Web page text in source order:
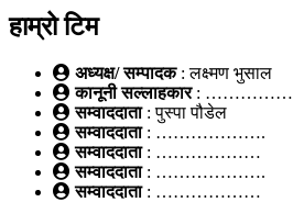
हाम्रो टिम
अध्यक्ष/ सम्पादक: लक्ष्मण भुसाल
कानूनी सल्लाहकार : ……………
सम्वाददाता: पुस्पा पौडेल
सम्वाददाता : ……………….
सम्वाददाता: ………………
सम्वाददाता: ……………….
सम्वाददाता: ………………